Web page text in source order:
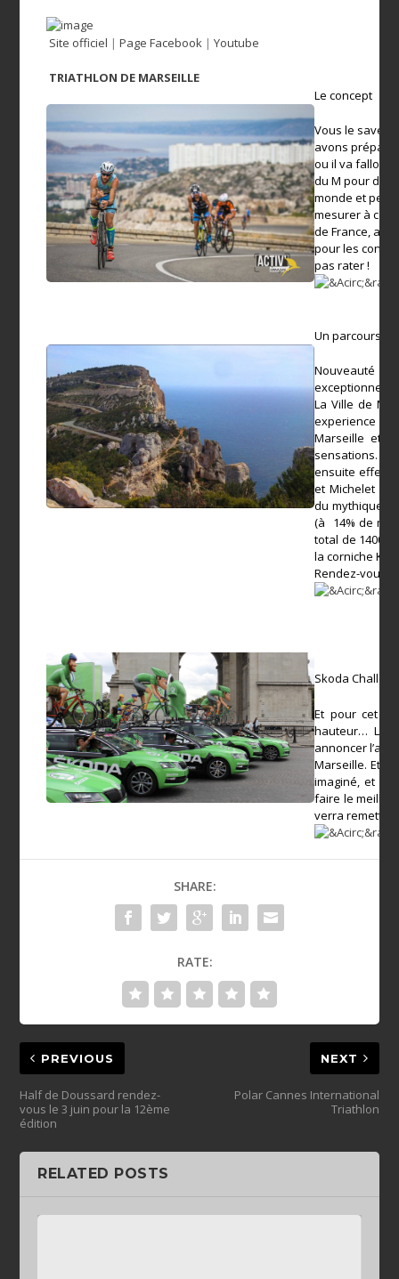
Site officiel |Page Facebook |Youtube
TRIATHLON DE MARSEILLE
Le concept
Vous le savez
avons
ou il va falloir
du M pour
monde et
mesurer à ce
de France, au
pour les
pas rater !
Un parcours
Nouveauté
exceptionnel
La Ville de
experience
Marseille et
sensations.
ensuite
et Michelet
du mythique
(à 14% de
total de 1400.
la corniche
Rendez-vous
Skoda
Et pour cet
hauteur…
annoncer
Marseille. Et
imaginé, et
faire le
verra remettre
SHARE:
RATE:
PREVIOUS
Half de Doussard rendez-
vous le 3 juin pour la 12ème
édition
NEXT
Polar Cannes International
Triathlon
RELATED POSTS